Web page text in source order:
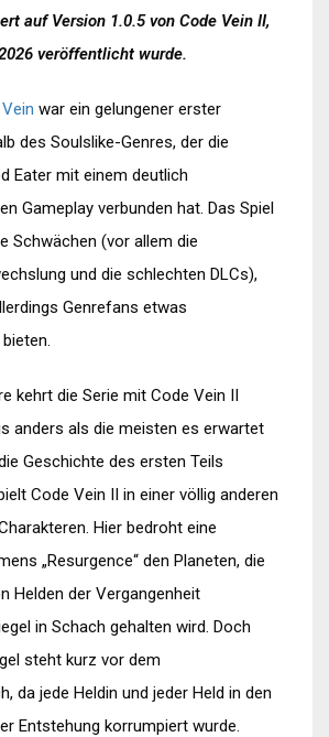
auf Version 1.0.5 von Code Vein II,
veröffentlicht wurde.
war ein gelungener erster
des Soulslike-Genres, der die
Eater mit einem deutlich
Gameplay verbunden hat. Das Spiel
Schwächen (vor allem die
und die schlechten DLCs),
Genrefans etwas
kehrt die Serie mit Code Vein II
anders als die meisten es erwartet
Geschichte des ersten Teils
Code Vein II in einer völlig anderen
Hier bedroht eine
„Resurgence“ den Planeten, die
Helden der Vergangenheit
in Schach gehalten wird. Doch
steht kurz vor dem
da jede Heldin und jeder Held in den
Entstehung korrumpiert wurde.